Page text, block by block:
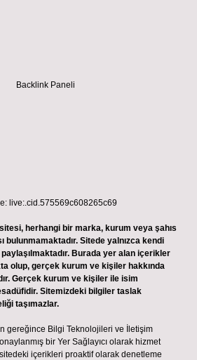
live:.cid.575569c608265c69
herhangi bir marka, kurum veya şahıs
bulunmamaktadır. Sitede yalnızca kendi
paylaşılmaktadır. Burada yer alan içerikler
olup, gerçek kurum ve kişiler hakkında
Gerçek kurum ve kişiler ile isim
Sitemizdeki bilgiler taslak
taşımazlar.
gereğince Bilgi Teknolojileri ve İletişim
bir Yer Sağlayıcı olarak hizmet
içerikleri proaktif olarak denetleme